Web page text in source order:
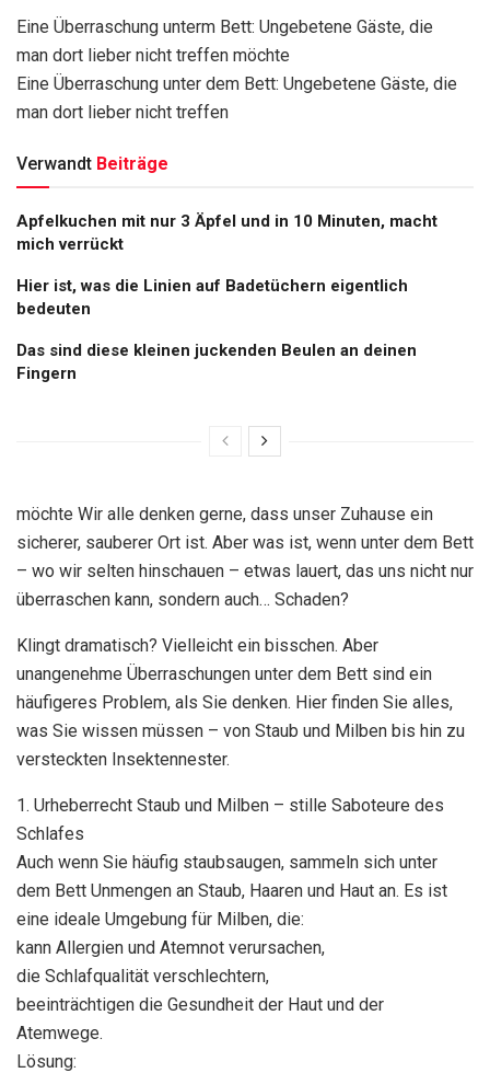
Eine Überraschung unterm Bett: Ungebetene Gäste, die
man dort lieber nicht treffen möchte
Eine Überraschung unter dem Bett: Ungebetene Gäste, die
man dort lieber nicht treffen
Verwandt Beiträge
Apfelkuchen mit nur 3 Äpfel und in 10 Minuten, macht
mich verrückt
Hier ist, was die Linien auf Badetüchern eigentlich
bedeuten
Das sind diese kleinen juckenden Beulen an deinen
Fingern
möchte Wir alle denken gerne, dass unser Zuhause ein
sicherer, sauberer Ort ist. Aber was ist, wenn unter dem Bett
– wo wir selten hinschauen – etwas lauert, das uns nicht nur
überraschen kann, sondern auch… Schaden?
Klingt dramatisch? Vielleicht ein bisschen. Aber
unangenehme Überraschungen unter dem Bett sind ein
häufigeres Problem, als Sie denken. Hier finden Sie alles,
was Sie wissen müssen – von Staub und Milben bis hin zu
versteckten Insektennester.
1. Urheberrecht Staub und Milben – stille Saboteure des
Schlafes
Auch wenn Sie häufig staubsaugen, sammeln sich unter
dem Bett Unmengen an Staub, Haaren und Haut an. Es ist
eine ideale Umgebung für Milben, die:
kann Allergien und Atemnot verursachen,
die Schlafqualität verschlechtern,
beeinträchtigen die Gesundheit der Haut und der
Atemwege.
Lösung: